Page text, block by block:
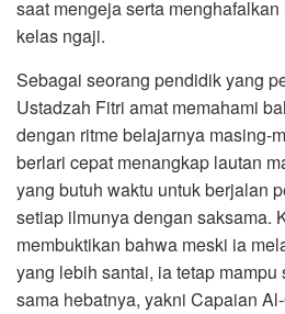
saat mengeja serta
kelas ngaji.
Sebagai seorang pendidik yang
Ustadzah Fitri amat memahami
dengan ritme belajarnya masing-
berlari cepat menangkap lautan
yang butuh waktu untuk berjalan
setiap ilmunya dengan saksama.
membuktikan bahwa meski ia
yang lebih santai, ia tetap
sama hebatnya, yakni Capaian Al-